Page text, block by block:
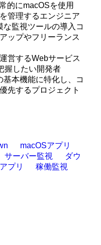
的にmacOSを使用
管理するエンジニア
な監視ツールの導入コ
ップやフリーランス
営するWebサービス
握したい開発者
基本機能に特化し、コ
先するプロジェクト
macOSアプリ
サーバー監視
ダウ
プリ
稼働監視